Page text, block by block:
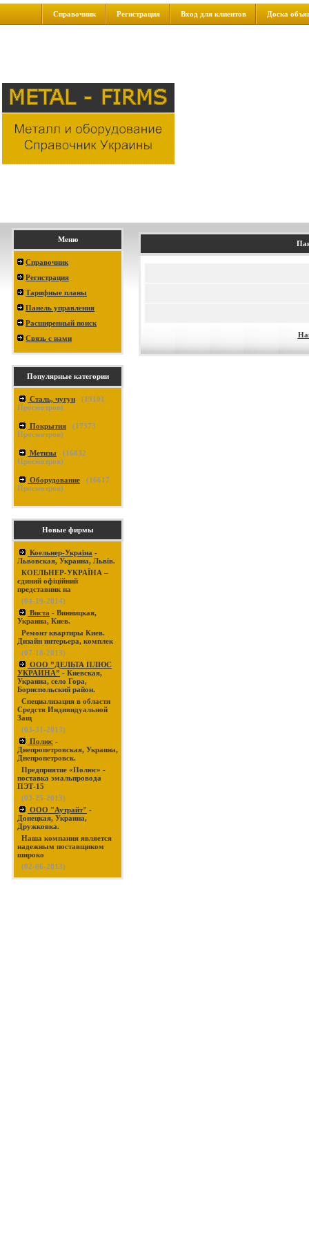
Справочник Регистрация Вход для клиентов Доска
Меню
Справочник
Регистрация
Тарифные планы
Панель управления
Расширенный поиск
Связь с нами
Популярные категории
Сталь, чугун (19101
Просмотров)
Покрытия (17373
Просмотров)
Метизы (16832
Просмотров)
Оборудование (16617
Просмотров)
Новые фирмы
Коельнер-Україна -
Львовская, Украина, Львів.
КОЕЛЬНЕР-УКРАЇНА –
єдиний офіційний
представник на
(04-19-2014)
Виста - Винницкая,
Украина, Киев.
Ремонт квартиры Киев.
Дизайн интерьера, комплек
(07-18-2013)
ООО ”ДЕЛЬТА ПЛЮС
УКРАИНА” - Киевская,
Украина, село Гора,
Бориспольский район.
Специализация в области
Средств Индивидуальной
Защ
(03-31-2013)
Полюс -
Днепропетровская, Украина,
Днепропетровск.
Предприятие «Полюс» -
поставка эмальпровода
ПЭТ-15
(03-25-2013)
ООО "Аутрайт" -
Донецкая, Украина,
Дружковка.
Наша компания является
надежным поставщиком
широко
(02-06-2013)